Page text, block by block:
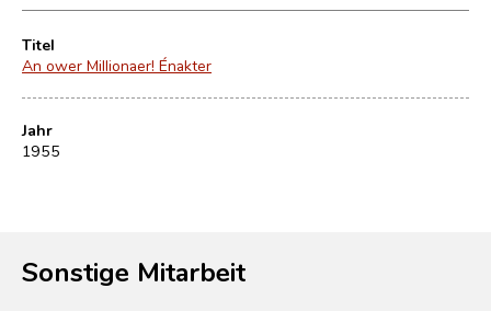
Titel
An ower Millionaer! Énakter
Jahr
1955
Sonstige Mitarbeit